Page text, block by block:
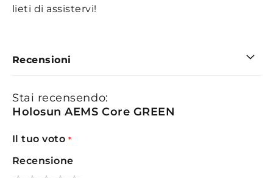
lieti di assistervi!
Recensioni
Stai recensendo:
Holosun AEMS Core GREEN
Il tuo voto
Recensione